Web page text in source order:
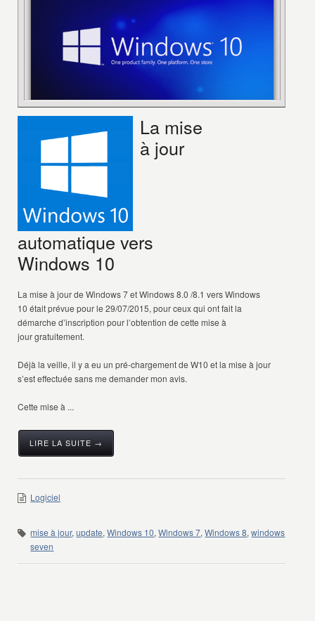
La mise
à jour
automatique vers
Windows 10
La mise à jour de Windows 7 et Windows 8.0 /8.1 vers Windows
10 était prévue pour le 29/07/2015, pour ceux qui ont fait la
démarche d’inscription pour l’obtention de cette mise à
jour gratuitement.
Déjà la veille, il y a eu un pré-chargement de W10 et la mise à jour
s’est effectuée sans me demander mon avis.
Cette mise à ...
LIRE LA SUITE →
Logiciel
mise à jour,update,Windows 10,Windows 7,Windows 8,windows
seven